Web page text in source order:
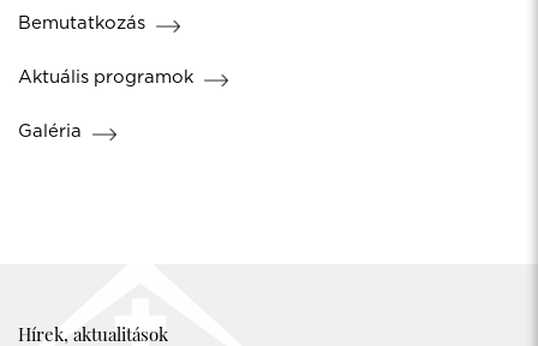
Bemutatkozás
Aktuális programok
Galéria
Hírek, aktualitások